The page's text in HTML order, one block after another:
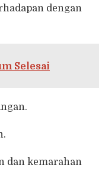
dengan
Selesai
dan kemarahan